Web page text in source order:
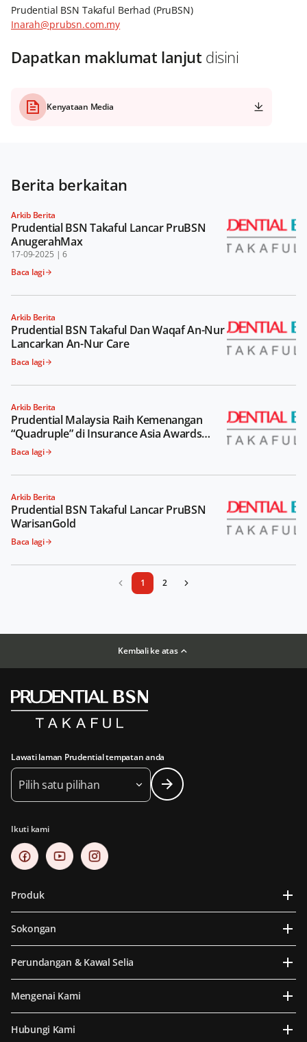
Prudential BSN Takaful Berhad (PruBSN)
Inarah@prubsn.com.my
Dapatkan maklumat lanjut disini
Kenyataan Media
Berita berkaitan
Arkib Berita
Prudential BSN Takaful Lancar PruBSN
AnugerahMax
17-09-2025 | 6
Baca lagi
Arkib Berita
Prudential BSN Takaful Dan Waqaf An-Nur
Lancarkan An-Nur Care
Baca lagi
Arkib Berita
Prudential Malaysia Raih Kemenangan
“Quadruple” di Insurance Asia Awards
2024
Baca lagi
Arkib Berita
Prudential BSN Takaful Lancar PruBSN
WarisanGold
Baca lagi
1 2
Kembali ke atas
Lawati laman Prudential tempatan anda
Pilih satu pilihan
Ikuti kami
Produk
Sokongan
Perundangan & Kawal Selia
Mengenai Kami
Hubungi Kami